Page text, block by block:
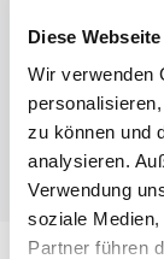
Diese
Wir verwenden
zu können und
analysieren.
Verwendung
soziale
Partner führen